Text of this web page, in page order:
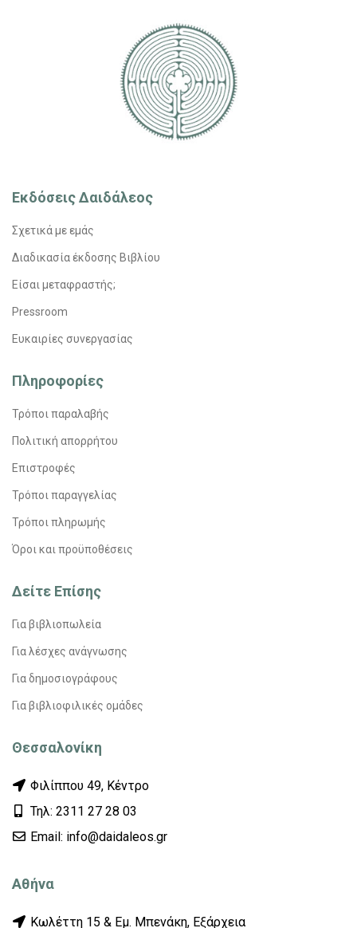
Εκδόσεις Δαιδάλεος
Σχετικά με εμάς
Διαδικασία έκδοσης Βιβλίου
Είσαι μεταφραστής;
Pressroom
Ευκαιρίες συνεργασίας
Πληροφορίες
Τρόποι παραλαβής
Πολιτική απορρήτου
Επιστροφές
Τρόποι παραγγελίας
Τρόποι πληρωμής
Όροι και προϋποθέσεις
Δείτε Επίσης
Για βιβλιοπωλεία
Για λέσχες ανάγνωσης
Για δημοσιογράφους
Για βιβλιοφιλικές ομάδες
Θεσσαλονίκη
Φιλίππου 49, Κέντρο
Τηλ: 2311 27 28 03
Εmail: info@daidaleos.gr
Αθήνα
Κωλέττη 15 & Εμ. Μπενάκη, Εξάρχεια